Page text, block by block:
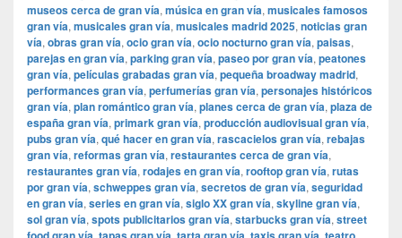
museos cerca de gran vía, música en gran vía, musicales famosos
gran vía, musicales gran vía, musicales madrid 2025, noticias gran
vía, obras gran vía, ocio gran vía, ocio nocturno gran vía, paisas,
parejas en gran vía, parking gran vía, paseo por gran vía, peatones
gran vía, películas grabadas gran vía, pequeña broadway madrid,
performances gran vía, perfumerías gran vía, personajes históricos
gran vía, plan romántico gran vía, planes cerca de gran vía, plaza de
españa gran vía, primark gran vía, producción audiovisual gran vía,
pubs gran vía, qué hacer en gran vía, rascacielos gran vía, rebajas
gran vía, reformas gran vía, restaurantes cerca de gran vía,
restaurantes gran vía, rodajes en gran vía, rooftop gran vía, rutas
por gran vía, schweppes gran vía, secretos de gran vía, seguridad
en gran vía, series en gran vía, siglo XX gran vía, skyline gran vía,
sol gran vía, spots publicitarios gran vía, starbucks gran vía, street